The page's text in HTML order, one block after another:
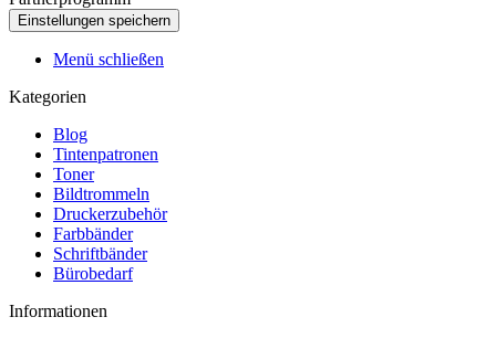
Menü schließen
Kategorien
Blog
Tintenpatronen
Toner
Bildtrommeln
Druckerzubehör
Farbbänder
Schriftbänder
Bürobedarf
Informationen